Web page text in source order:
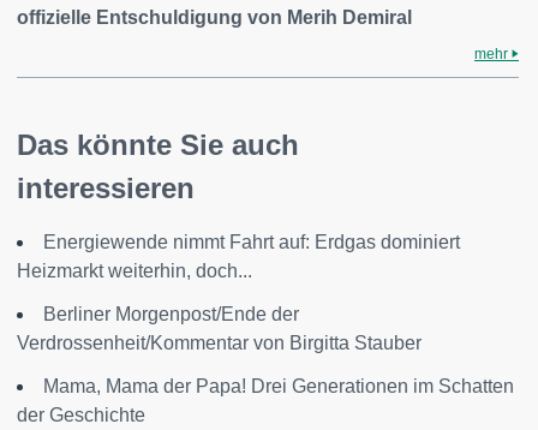
offizielle Entschuldigung von Merih Demiral
mehr
Das könnte Sie auch
interessieren
Energiewende nimmt Fahrt auf: Erdgas dominiert
Heizmarkt weiterhin, doch...
Berliner Morgenpost/Ende der
Verdrossenheit/Kommentar von Birgitta Stauber
Mama, Mama der Papa! Drei Generationen im Schatten
der Geschichte